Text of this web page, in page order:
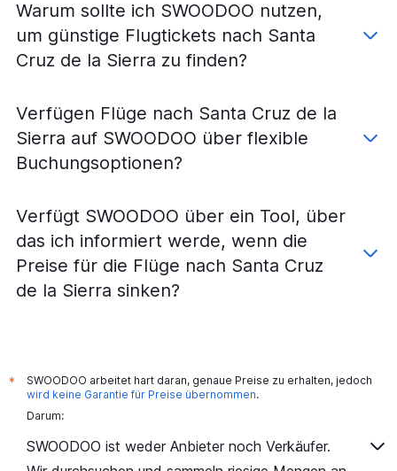
Warum sollte ich SWOODOO nutzen,
um günstige Flugtickets nach Santa
Cruz de la Sierra zu finden?
Verfügen Flüge nach Santa Cruz de la
Sierra auf SWOODOO über flexible
Buchungsoptionen?
Verfügt SWOODOO über ein Tool, über
das ich informiert werde, wenn die
Preise für die Flüge nach Santa Cruz
de la Sierra sinken?
*
SWOODOO arbeitet hart daran, genaue Preise zu erhalten, jedoch
wird keine Garantie für Preise übernommen.
Darum:
SWOODOO ist weder Anbieter noch Verkäufer.